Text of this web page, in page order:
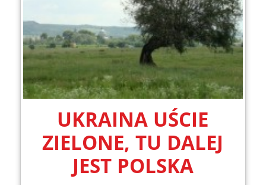
UKRAINA UŚCIE
ZIELONE, TU DALEJ
JEST POLSKA